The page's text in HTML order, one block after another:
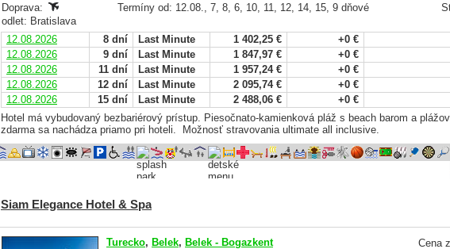
Doprava:
Termíny od: 12.08., 7, 8, 6, 10, 11, 12, 14, 15, 9 dňové
odlet: Bratislava
12.08.2026
8 dní Last Minute 1 402,25 € +0 €
12.08.2026
9 dní Last Minute 1 847,97 € +0 €
12.08.2026
11 dní Last Minute 1 957,24 € +0 €
12.08.2026
12 dní Last Minute 2 095,74 € +0 €
12.08.2026
15 dní Last Minute 2 488,06 € +0 €
Hotel má vybudovaný bezbariérový prístup. Piesočnato-kamienková pláž s beach barom a
zdarma sa nachádza priamo pri hoteli. Možnosť stravovania ultimate all inclusive.
Siam Elegance Hotel & Spa
Cena
Turecko, Belek, Belek - Bogazkent